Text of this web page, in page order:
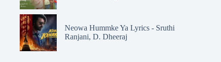
Neowa Hummke Ya Lyrics - Sruthi
Ranjani, D. Dheeraj